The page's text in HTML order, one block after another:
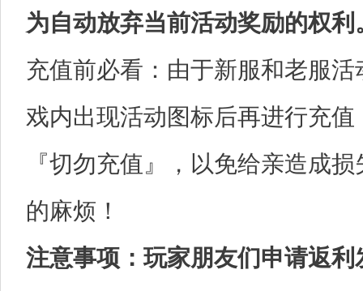
为自动放弃当前活动奖励的权利
充值前必看：由于新服和老服
戏内出现活动图标后再进行充
『切勿充值』，以免给亲造成
的麻烦！
注意事项：玩家朋友们申请返